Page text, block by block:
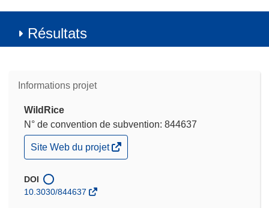
Résultats
Informations projet
WildRice
N° de convention de subvention: 844637
(s’ouvre
dans
nouvelle
fenêtre)
Site Web du projet
DOI
10.3030/844637